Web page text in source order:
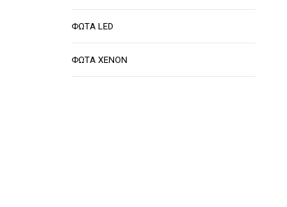
ΦΩΤΑ LED
ΦΩΤΑ XENON